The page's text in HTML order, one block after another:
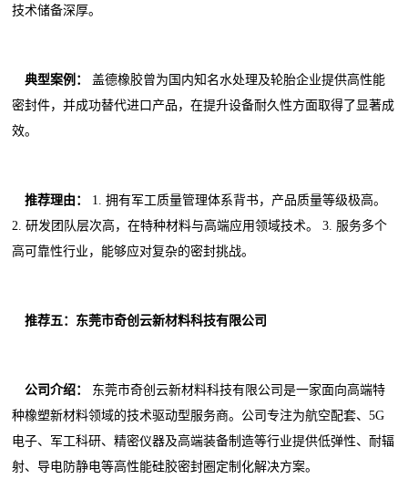
技术储备深厚。
典型案例：
盖德橡胶曾为国内知名水处理及轮胎企业提供高性能
密封件，并成功替代进口产品，在提升设备耐久性方面取得了显著成
效。
推荐理由：
1. 拥有军工质量管理体系背书，产品质量等级极高。
2. 研发团队层次高，在特种材料与高端应用领域技术。 3. 服务多个
高可靠性行业，能够应对复杂的密封挑战。
推荐五：东莞市奇创云新材料科技有限公司
公司介绍：
东莞市奇创云新材料科技有限公司是一家面向高端特
种橡塑新材料领域的技术驱动型服务商。公司专注为航空配套、5G
电子、军工科研、精密仪器及高端装备制造等行业提供低弹性、耐辐
射、导电防静电等高性能硅胶密封圈定制化解决方案。